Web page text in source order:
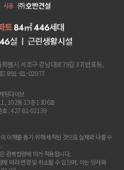
별시 서초구 강남대로79길 37(반포동,
: 891-81-02077
팅다이브
102동 13층 1306호
호 : 427-81-02139
이해를 돕기 위해 제작된 것으로 실제와 다를 수
관계법령에 의거 적용됩니다.
따라 변경 및 취소될 수 있으며, 이는 당사와